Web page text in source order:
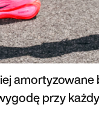
amortyzowane
przy